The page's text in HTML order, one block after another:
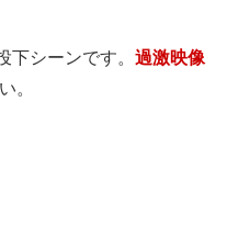
下シーンです。 過激映像
。